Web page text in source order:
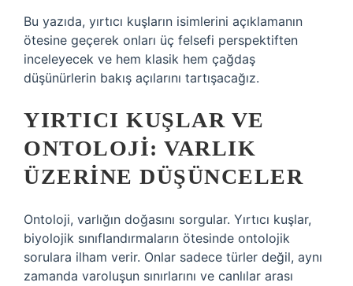
Bu yazıda, yırtıcı kuşların isimlerini açıklamanın
ötesine geçerek onları üç felsefi perspektiften
inceleyecek ve hem klasik hem çağdaş
düşünürlerin bakış açılarını tartışacağız.
YIRTICI KUŞLAR VE
ONTOLOJI: VARLIK
ÜZERINE DÜŞÜNCELER
Ontoloji, varlığın doğasını sorgular. Yırtıcı kuşlar,
biyolojik sınıflandırmaların ötesinde ontolojik
sorulara ilham verir. Onlar sadece türler değil, aynı
zamanda varoluşun sınırlarını ve canlılar arası